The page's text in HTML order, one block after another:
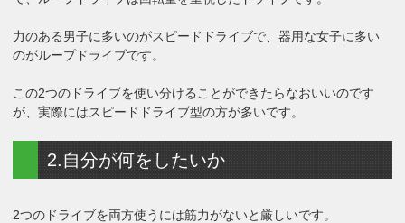
力のある男子に多いのがスピードドライブで、器用な女子に多い
のがループドライブです。
この2つのドライブを使い分けることができたらなおいいのです
が、実際にはスピードドライブ型の方が多いです。
2.自分が何をしたいか
2つのドライブを両方使うには筋力がないと厳しいです。